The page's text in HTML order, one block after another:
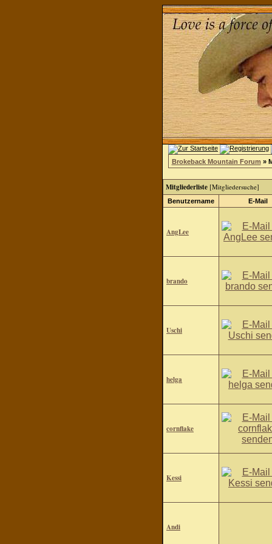
Brokeback Mountain Forum »
Mitgliederliste [Mitgliedersuche]
Benutzername E-Mail
AngLee
brando
Uschi
helga
cornflake
Kessi
Andi